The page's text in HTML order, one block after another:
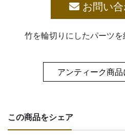
お問い
竹を輪切りにしたパーツ
アンティーク商
この商品をシェア